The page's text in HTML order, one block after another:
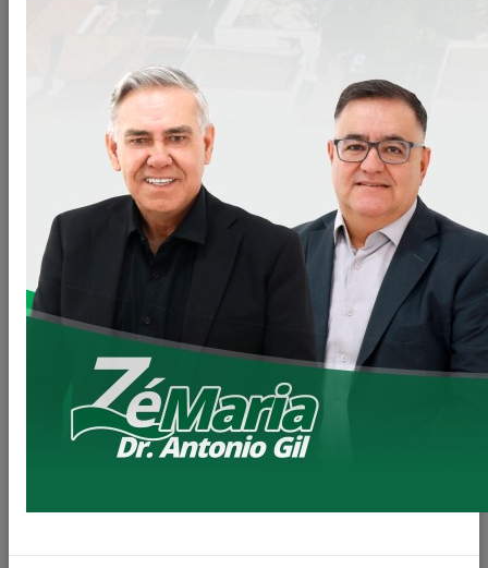
ORIENTAÇÕES SOBRE AS OBRAS, LIMPEZA E VENDAS
NO CEMITÉRIO 2025!
Está chegando o dia de Finados e vamos seguir com
algumas orientações.
SOBRE AS OBRAS DO CEMITÉRIO.
* Poderão ser feitas OBRAS nos túmulos até o dia
29/10/2025 (Quarta-Feira), após esse dia será obrigatória a
retirada de todo e qualquer tipo de restos de obras bem
como qualquer tipo de material de construção do Cemitério.